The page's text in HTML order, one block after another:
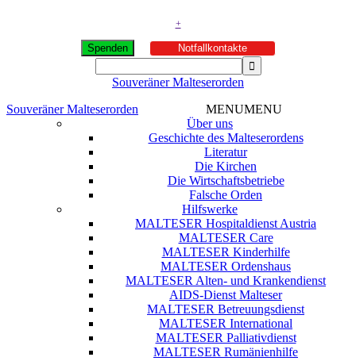
+
Spenden Notfallkontakte
Souveräner Malteserorden
Souveräner Malteserorden
MENUMENU
Über uns
Geschichte des Malteserordens
Literatur
Die Kirchen
Die Wirtschaftsbetriebe
Falsche Orden
Hilfswerke
MALTESER Hospitaldienst Austria
MALTESER Care
MALTESER Kinderhilfe
MALTESER Ordenshaus
MALTESER Alten- und Krankendienst
AIDS-Dienst Malteser
MALTESER Betreuungsdienst
MALTESER International
MALTESER Palliativdienst
MALTESER Rumänienhilfe